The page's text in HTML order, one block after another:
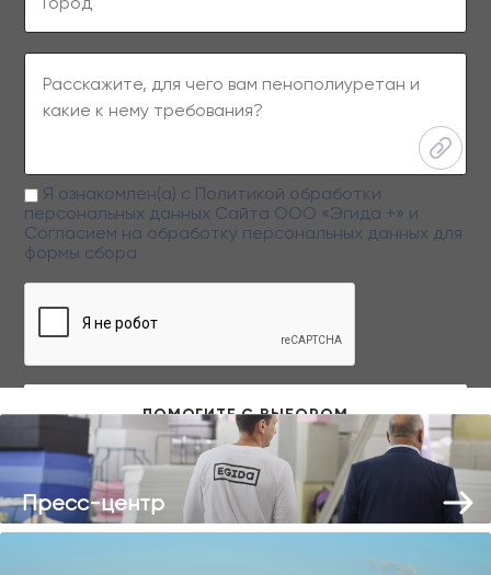
Заполняя данную форму вы даете свое согласие на обработку
персональных данных
Я ознакомлен(а) с Политикой обработки
персональных данных Сайта ООО «Эгида +» и
Согласием на обработку персональных данных для
формы сбора
Пресс-центр